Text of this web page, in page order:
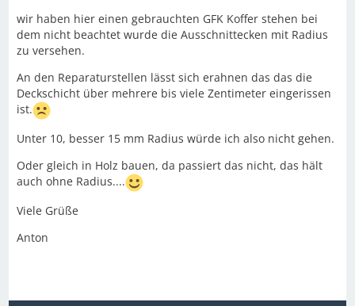
wir haben hier einen gebrauchten GFK Koffer stehen bei
dem nicht beachtet wurde die Ausschnittecken mit Radius
zu versehen.
An den Reparaturstellen lässt sich erahnen das das die
Deckschicht über mehrere bis viele Zentimeter eingerissen
ist.
Unter 10, besser 15 mm Radius würde ich also nicht gehen.
Oder gleich in Holz bauen, da passiert das nicht, das hält
auch ohne Radius....
Viele Grüße
Anton